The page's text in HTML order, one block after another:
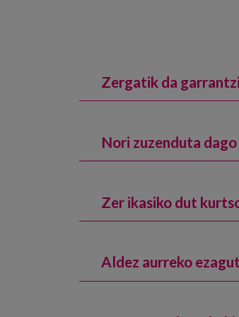
Zergatik da
Nori zuzenduta
Zer ikasiko dut
Aldez aurreko